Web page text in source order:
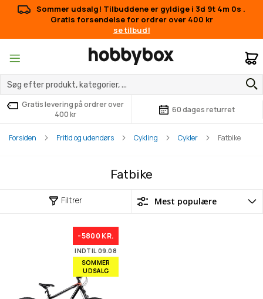
Sommer udsalg! Tilbuddene er gyldige i 3d 9t 4m 0s .
Gratis forsendelse for ordrer over 400 kr
se tilbud!
Gratis levering på ordrer over
400 kr
60 dages returret
Forsiden Fritid og udendørs Cykling Cykler Fatbike
Fatbike
Filtrer
-5800 KR.
INDTIL 09.08
SOMMER
UDSALG